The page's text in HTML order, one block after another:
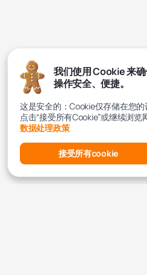
我们使用 Cookie 来
操作安全、便捷。
这是安全的：Cookie仅存储在您
点击“接受所有Cookie”或继续浏
数据处理政策
接受所有cookie